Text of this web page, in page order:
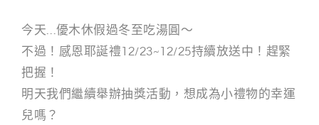
今天…優木休假過冬至吃湯圓～
不過！感恩耶誕禮12/23~12/25持續放送中！趕緊
把握！
明天我們繼續舉辦抽獎活動，想成為小禮物的幸運
兒嗎？